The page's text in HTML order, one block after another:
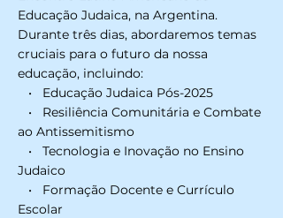
Educação Judaica, na Argentina.
Durante três dias, abordaremos temas
cruciais para o futuro da nossa
educação, incluindo:
• Educação Judaica Pós-2025
• Resiliência Comunitária e Combate
ao Antissemitismo
• Tecnologia e Inovação no Ensino
Judaico
• Formação Docente e Currículo
Escolar